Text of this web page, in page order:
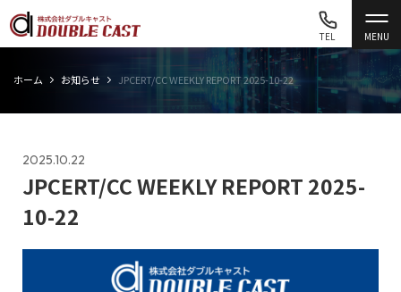
MENU
TEL
ホーム お知らせ JPCERT/CC WEEKLY REPORT 2025-10-22
2025.10.22
JPCERT/CC WEEKLY REPORT 2025-
10-22